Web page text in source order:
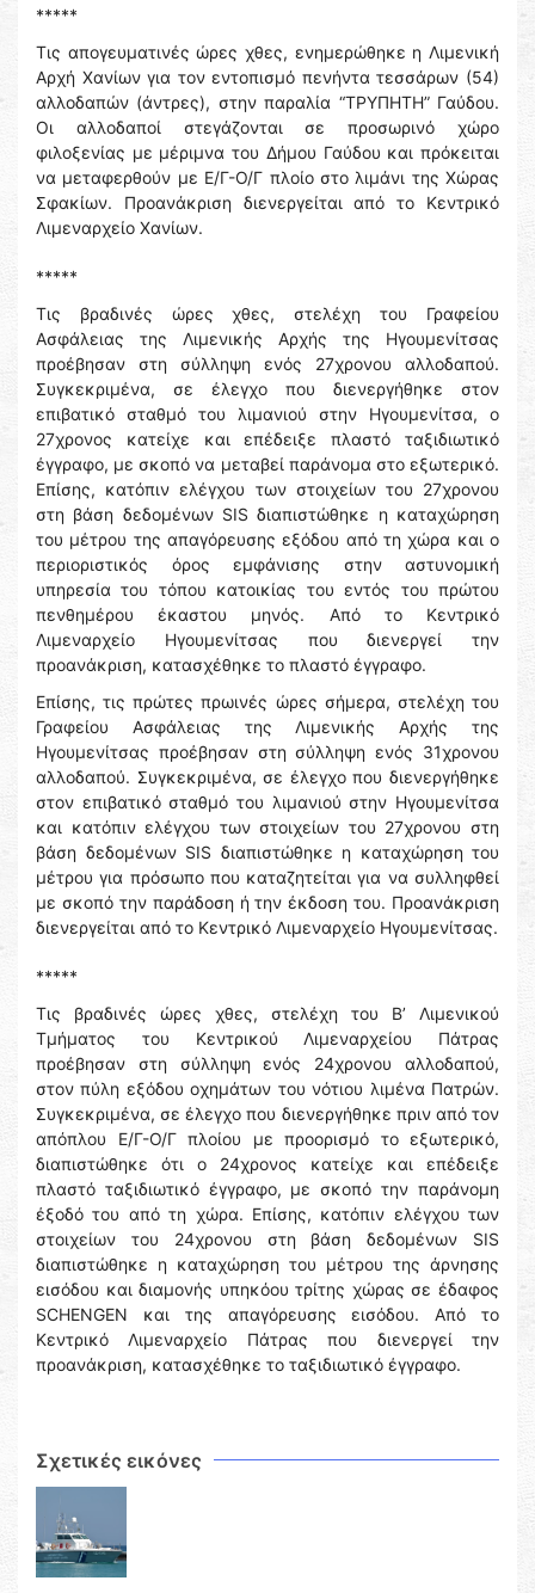
*****
Τις απογευματινές ώρες χθες, ενημερώθηκε η Λιμενική
Αρχή Χανίων για τον εντοπισμό πενήντα τεσσάρων (54)
αλλοδαπών (άντρες), στην παραλία “ΤΡΥΠΗΤΗ” Γαύδου.
Οι αλλοδαποί στεγάζονται σε προσωρινό χώρο
φιλοξενίας με μέριμνα του Δήμου Γαύδου και πρόκειται
να μεταφερθούν με Ε/Γ-Ο/Γ πλοίο στο λιμάνι της Χώρας
Σφακίων. Προανάκριση διενεργείται από το Κεντρικό
Λιμεναρχείο Χανίων.
*****
Τις βραδινές ώρες χθες, στελέχη του Γραφείου
Ασφάλειας της Λιμενικής Αρχής της Ηγουμενίτσας
προέβησαν στη σύλληψη ενός 27χρονου αλλοδαπού.
Συγκεκριμένα, σε έλεγχο που διενεργήθηκε στον
επιβατικό σταθμό του λιμανιού στην Ηγουμενίτσα, ο
27χρονος κατείχε και επέδειξε πλαστό ταξιδιωτικό
έγγραφο, με σκοπό να μεταβεί παράνομα στο εξωτερικό.
Επίσης, κατόπιν ελέγχου των στοιχείων του 27χρονου
στη βάση δεδομένων SIS διαπιστώθηκε η καταχώρηση
του μέτρου της απαγόρευσης εξόδου από τη χώρα και ο
περιοριστικός όρος εμφάνισης στην αστυνομική
υπηρεσία του τόπου κατοικίας του εντός του πρώτου
πενθημέρου έκαστου μηνός. Από το Κεντρικό
Λιμεναρχείο Ηγουμενίτσας που διενεργεί την
προανάκριση, κατασχέθηκε το πλαστό έγγραφο.
Επίσης, τις πρώτες πρωινές ώρες σήμερα, στελέχη του
Γραφείου Ασφάλειας της Λιμενικής Αρχής της
Ηγουμενίτσας προέβησαν στη σύλληψη ενός 31χρονου
αλλοδαπού. Συγκεκριμένα, σε έλεγχο που διενεργήθηκε
στον επιβατικό σταθμό του λιμανιού στην Ηγουμενίτσα
και κατόπιν ελέγχου των στοιχείων του 27χρονου στη
βάση δεδομένων SIS διαπιστώθηκε η καταχώρηση του
μέτρου για πρόσωπο που καταζητείται για να συλληφθεί
με σκοπό την παράδοση ή την έκδοση του. Προανάκριση
διενεργείται από το Κεντρικό Λιμεναρχείο Ηγουμενίτσας.
*****
Τις βραδινές ώρες χθες, στελέχη του Β’ Λιμενικού
Τμήματος του Κεντρικού Λιμεναρχείου Πάτρας
προέβησαν στη σύλληψη ενός 24χρονου αλλοδαπού,
στον πύλη εξόδου οχημάτων του νότιου λιμένα Πατρών.
Συγκεκριμένα, σε έλεγχο που διενεργήθηκε πριν από τον
απόπλου Ε/Γ-Ο/Γ πλοίου με προορισμό το εξωτερικό,
διαπιστώθηκε ότι ο 24χρονος κατείχε και επέδειξε
πλαστό ταξιδιωτικό έγγραφο, με σκοπό την παράνομη
έξοδό του από τη χώρα. Επίσης, κατόπιν ελέγχου των
στοιχείων του 24χρονου στη βάση δεδομένων SIS
διαπιστώθηκε η καταχώρηση του μέτρου της άρνησης
εισόδου και διαμονής υπηκόου τρίτης χώρας σε έδαφος
SCHENGEN και της απαγόρευσης εισόδου. Από το
Κεντρικό Λιμεναρχείο Πάτρας που διενεργεί την
προανάκριση, κατασχέθηκε το ταξιδιωτικό έγγραφο.
Σχετικές εικόνες